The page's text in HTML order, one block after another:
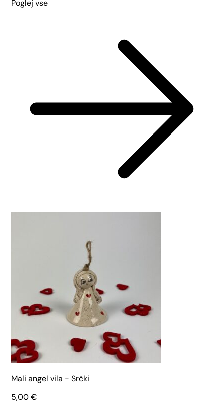
Poglej vse
Mali angel vila - Srčki
5,00€